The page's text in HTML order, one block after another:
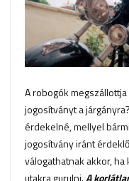
A robogók
jogosítványt a
érdekelné, mellyel
jogosítvány iránt
válogathatnak akkor,